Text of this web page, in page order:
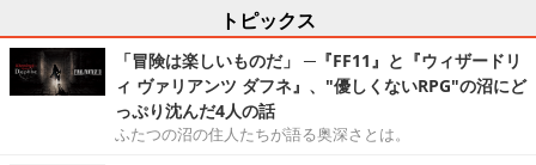
トピックス
「冒険は楽しいものだ」 ─『FF11』と『ウィザードリ
ィ ヴァリアンツ ダフネ』、"優しくないRPG"の沼にど
っぷり沈んだ4人の話
ふたつの沼の住人たちが語る奥深さとは。